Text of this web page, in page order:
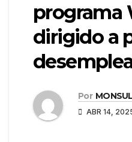
programa
dirigido a
Por MONSUL
ABR 14,